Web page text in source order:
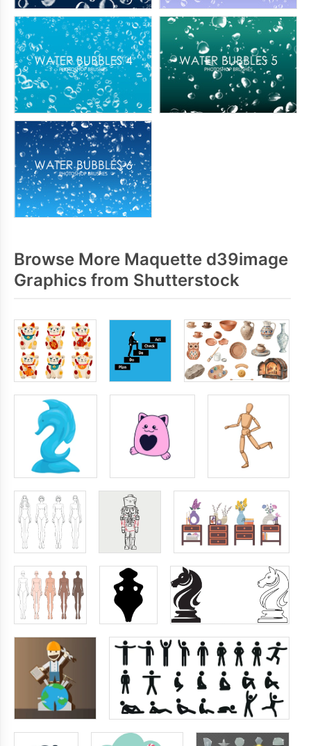
Browse More Maquette d39image
Graphics from Shutterstock